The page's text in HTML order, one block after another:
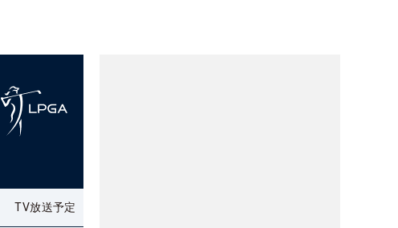
TV放送予定